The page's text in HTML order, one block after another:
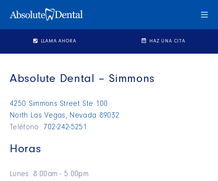
LLAMA AHORA HAZ UNA CITA
Absolute Dental – Simmons
4250 Simmons Street Ste 100
North Las Vegas, Nevada 89032
Teléfono: 702-242-5251
Horas
Lunes: 8:00am - 5:00pm